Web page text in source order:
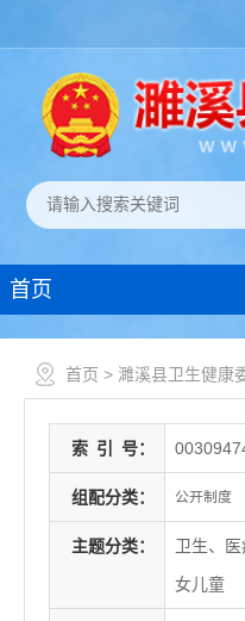
首页
首页 > 濉溪县卫生健康
索 引 号：
组配分类： 公开制度
主题分类：
卫生、
女儿童